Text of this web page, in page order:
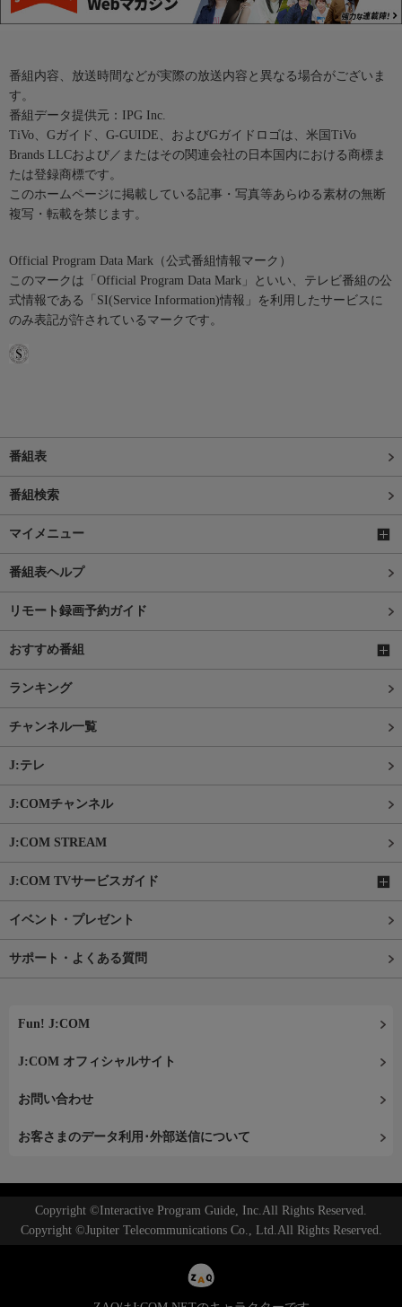
番組内容、放送時間などが実際の放送内容と異なる場合がございま
す。
番組データ提供元：IPG Inc.
TiVo、Gガイド、G-GUIDE、およびGガイドロゴは、米国TiVo
Brands LLCおよび／またはその関連会社の日本国内における商標ま
たは登録商標です。
このホームページに掲載している記事・写真等あらゆる素材の無断
複写・転載を禁じます。
Official Program Data Mark（公式番組情報マーク）
このマークは「Official Program Data Mark」といい、テレビ番組の公
式情報である「SI(Service Information)情報」を利用したサービスに
のみ表記が許されているマークです。
番組表
番組検索
マイメニュー
番組表ヘルプ
リモート録画予約ガイド
おすすめ番組
ランキング
チャンネル一覧
J:テレ
J:COMチャンネル
J:COM STREAM
J:COM TVサービスガイド
イベント・プレゼント
サポート・よくある質問
Fun! J:COM
J:COM オフィシャルサイト
お問い合わせ
お客さまのデータ利用･外部送信について
Copyright ©Interactive Program Guide, Inc.All Rights Reserved.
Copyright ©Jupiter Telecommunications Co., Ltd.All Rights Reserved.